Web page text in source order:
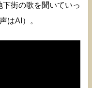
街の歌を聞いていっ
はAI）。